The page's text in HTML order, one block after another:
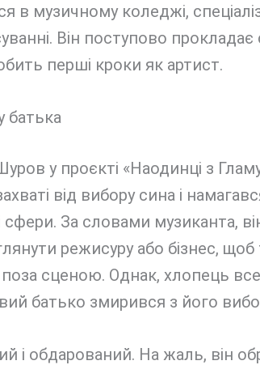
в музичному коледжі,
Він поступово прокладає
перші кроки як артист.
батька
у проєкті «Наодинці з
від вибору сина і
сфери. За словами музиканта,
режисуру або бізнес,
сценою. Однак, хлопець
батько змирився з його
і обдарований. На жаль, він